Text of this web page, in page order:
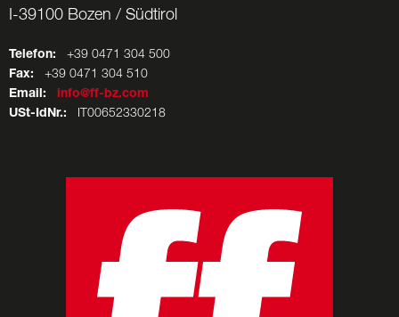
I-39100 Bozen / Südtirol
Telefon: +39 0471 304 500
Fax: +39 0471 304 510
Email:
info@ff-bz.com
USt-IdNr.: IT00652330218